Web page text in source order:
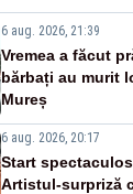
6 aug. 2026, 21:39
Vremea a făcut
bărbați au murit
Mureș
6 aug. 2026, 20:17
Start spectaculos
Artistul-surpriză